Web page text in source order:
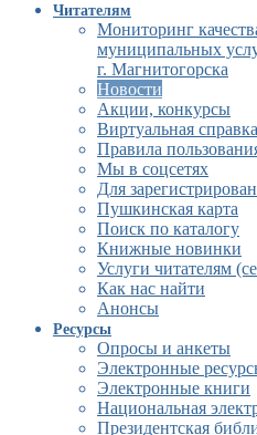
Читателям
Мониторинг
муниципальных
г. Магнитогорска
Новости
Акции, конкурсы
Виртуальная справка
Правила
Мы в соцсетях
Для
Пушкинская карта
Поиск по каталогу
Книжные новинки
Услуги читателям
Как нас найти
Анонсы
Ресурсы
Опросы и анкеты
Электронные
Электронные книги
Национальная
Президентская